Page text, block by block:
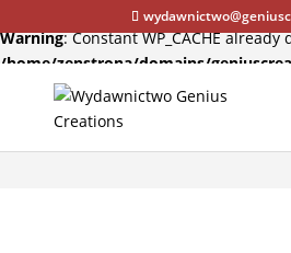
Warning: Constant WP_CACHE already
/home/zenstrona/domains/
config.phpon line94